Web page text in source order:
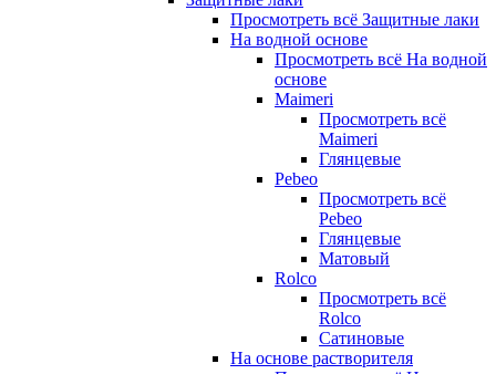
Просмотреть всё Защитные лаки
На водной основе
Просмотреть всё На водной
основе
Maimeri
Просмотреть всё
Maimeri
Глянцевые
Pebeo
Просмотреть всё
Pebeo
Глянцевые
Матовый
Rolco
Просмотреть всё
Rolco
Сатиновые
На основе растворителя